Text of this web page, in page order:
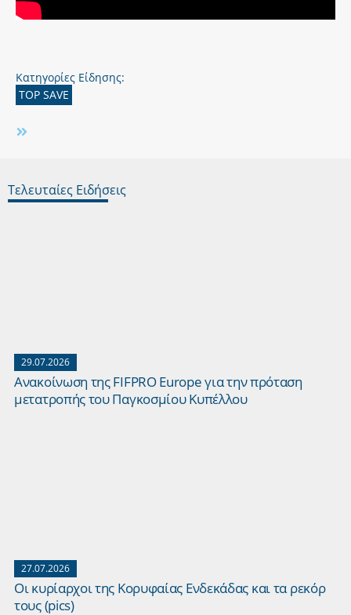
Κατηγορίες Είδησης:
TOP SAVE
Τελευταίες Ειδήσεις
29.07.2026
Ανακοίνωση της FIFPRO Europe για την πρόταση
μετατροπής του Παγκοσμίου Κυπέλλου
27.07.2026
Οι κυρίαρχοι της Κορυφαίας Ενδεκάδας και τα ρεκόρ
τους (pics)